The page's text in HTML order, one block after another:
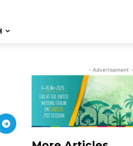
- Advertisement -